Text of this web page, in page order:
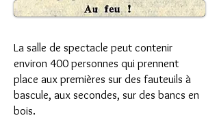
La salle de spectacle peut contenir
environ 400 personnes qui prennent
place aux premières sur des fauteuils à
bascule, aux secondes, sur des bancs en
bois.